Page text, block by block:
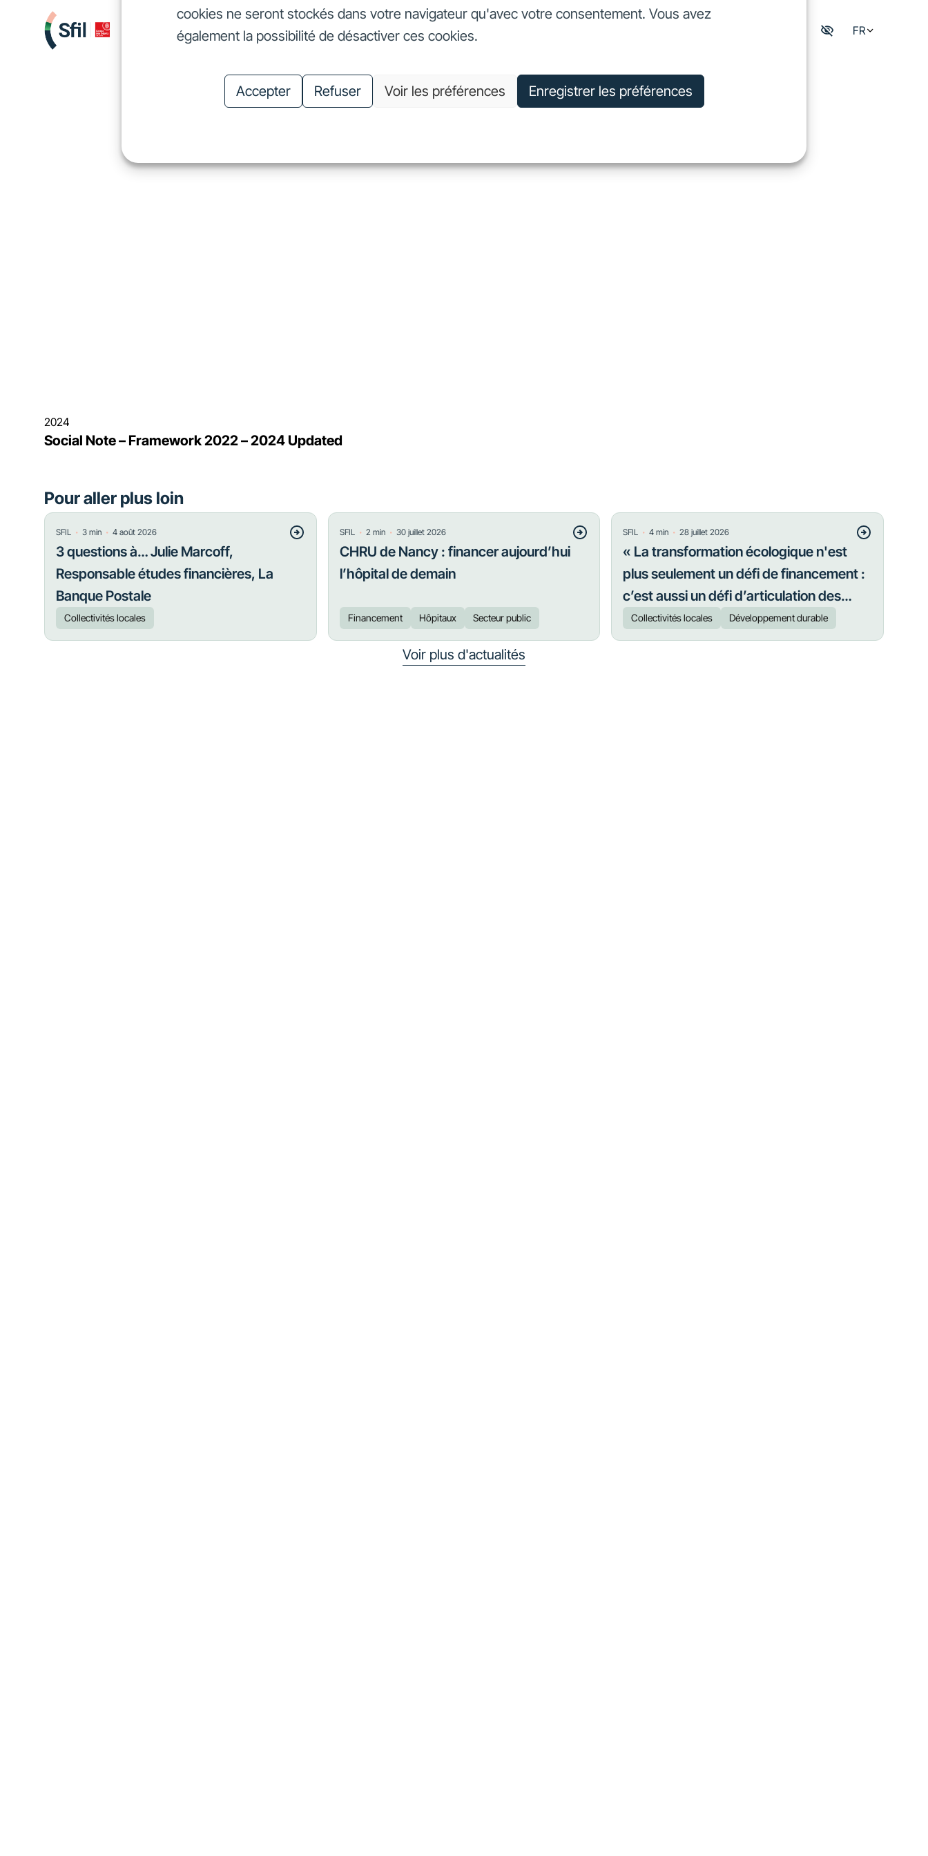
cookies ne seront stockés dans votre navigateur qu'avec votre consentement. Vous avez
également la possibilité de désactiver ces cookies.
Accepter Refuser Voir les préférences Enregistrer les préférences
Nous finançons
Nous finançons
Investisseurs
Investisseurs
Nos engagements
Nos engagements
Nous connaître FR
2024
Social Note – Framework 2022 – 2024 Updated
Pour aller plus loin
SFIL ・ 3 min ・ 4 août 2026
3 questions à… Julie Marcoff,
Responsable études financières, La
Banque Postale
Collectivités locales
SFIL・ 2 min・ 30 juillet 2026
CHRU de Nancy : financer aujourd’hui
l’hôpital de demain
Financement Hôpitaux Secteur public
SFIL ・4 min ・28 juillet 2026
« La transformation écologique n'est
plus seulement un défi de financement :
c’est aussi un défi d’articulation des
priorités »
Collectivités locales Développement durable
Voir plus d'actualités